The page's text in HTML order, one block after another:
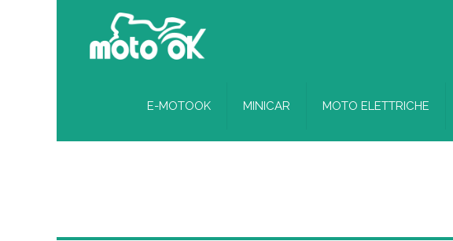
E-MOTOOK MINICAR MOTO ELETTRICHE